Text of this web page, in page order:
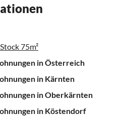
75m²
in Österreich
in Kärnten
in Oberkärnten
in Köstendorf